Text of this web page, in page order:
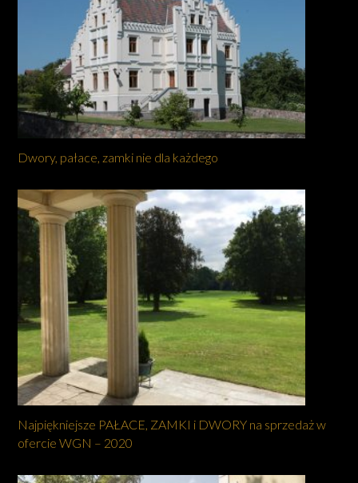
Dwory, pałace, zamki nie dla każdego
Najpiękniejsze PAŁACE, ZAMKI i DWORY na sprzedaż w
ofercie WGN – 2020